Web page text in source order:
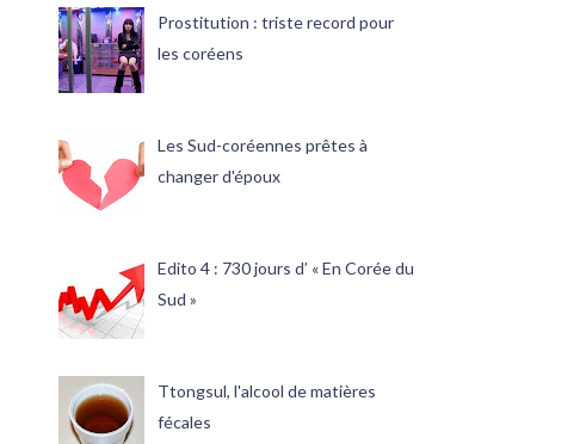
Prostitution : triste record pour
les coréens
Les Sud-coréennes prêtes à
changer d'époux
Edito 4 : 730 jours d’ « En Corée du
Sud »
Ttongsul, l'alcool de matières
fécales